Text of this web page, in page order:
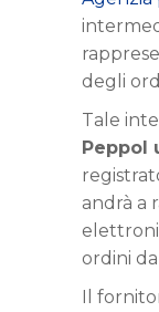
degli
Tale
Peppol
andrà a
ordini
Il